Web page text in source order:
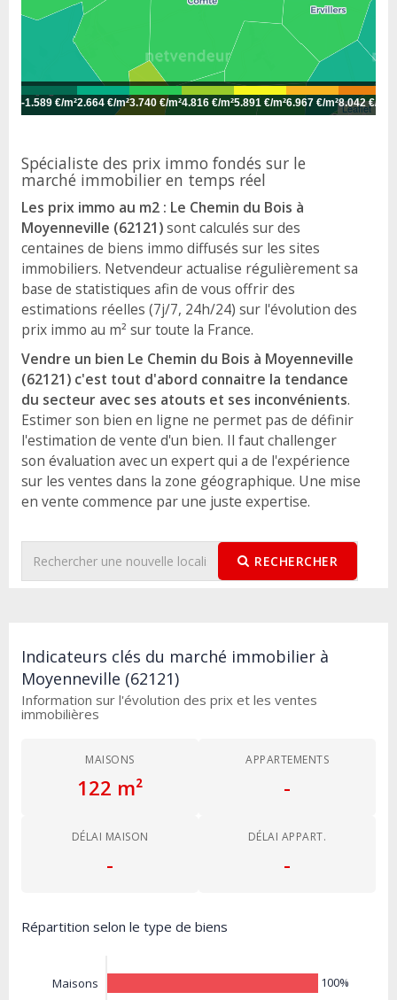
Leaflet
-1.589 €/m²2.664 €/m²3.740 €/m²4.816 €/m²5.891 €/m²6.967 €/m²8.042 €/m²
Spécialiste des prix immo fondés sur le
marché immobilier en temps réel
Les prix immo au m2 : Le Chemin du Bois à
Moyenneville (62121)sont calculés sur des
centaines de biens immo diffusés sur les sites
immobiliers. Netvendeur actualise régulièrement sa
base de statistiques afin de vous offrir des
estimations réelles (7j/7, 24h/24) sur l'évolution des
prix immo au m² sur toute la France.
Vendre un bien Le Chemin du Bois à Moyenneville
(62121) c'est tout d'abord connaitre la tendance
du secteur avec ses atouts et ses inconvénients.
Estimer son bien en ligne ne permet pas de définir
l'estimation de vente d'un bien. Il faut challenger
son évaluation avec un expert qui a de l'expérience
sur les ventes dans la zone géographique. Une mise
en vente commence par une juste expertise.
RECHERCHER
Indicateurs clés du marché immobilier à
Moyenneville (62121)
Information sur l'évolution des prix et les ventes
immobilières
MAISONS
122 m²
APPARTEMENTS
-
DÉLAI MAISON
-
DÉLAI APPART.
-
Répartition selon le type de biens
Maisons 100%